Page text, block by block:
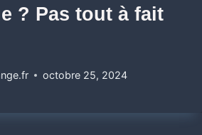
? Pas tout à fait
octobre 25, 2024